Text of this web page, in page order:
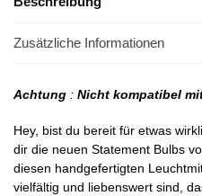
Zusätzliche Informationen
Achtung : Nicht kompatibel
Hey, bist du bereit für etwas
dir die neuen Statement Bulbs
diesen handgefertigten
vielfältig und liebenswert sind,